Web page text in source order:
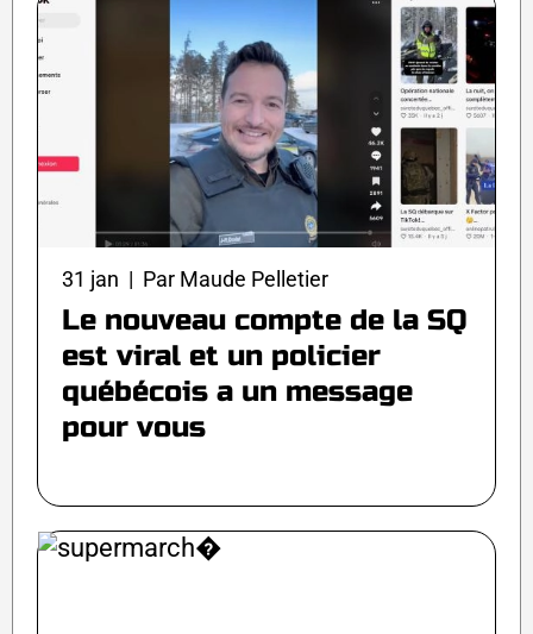
31 jan | Par Maude Pelletier
Le nouveau compte de la SQ
est viral et un policier
québécois a un message
pour vous